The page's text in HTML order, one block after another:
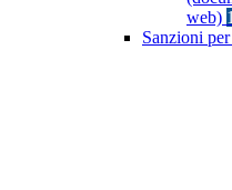
web) 1
Sanzioni